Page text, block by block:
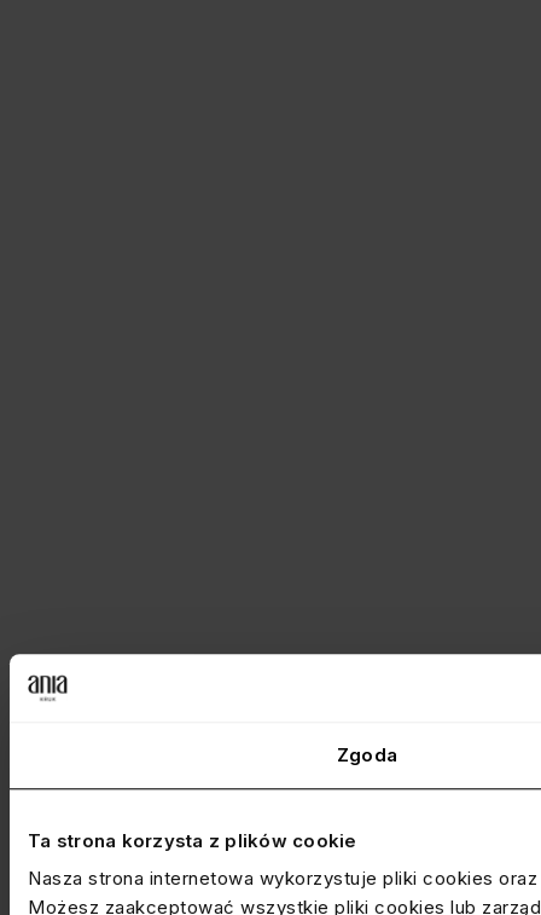
Zgoda
Ta strona korzysta z plików cookie
Nasza strona internetowa wykorzystuje pliki cookies
Możesz zaakceptować wszystkie pliki cookies lub